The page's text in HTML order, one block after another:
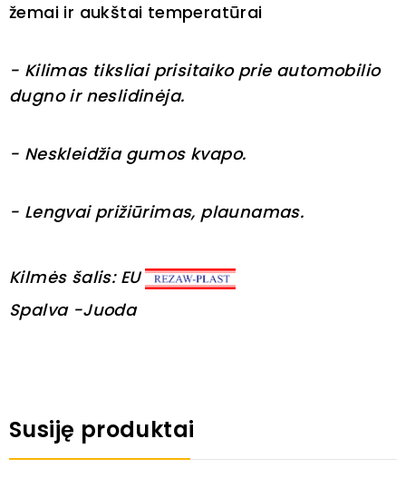
žemai ir aukštai temperatūrai
- Kilimas tiksliai prisitaiko prie automobilio
dugno ir neslidinėja.
- Neskleidžia gumos kvapo.
- Lengvai prižiūrimas, plaunamas.
Kilmės šalis: EU
Spalva -Juoda
Susiję produktai